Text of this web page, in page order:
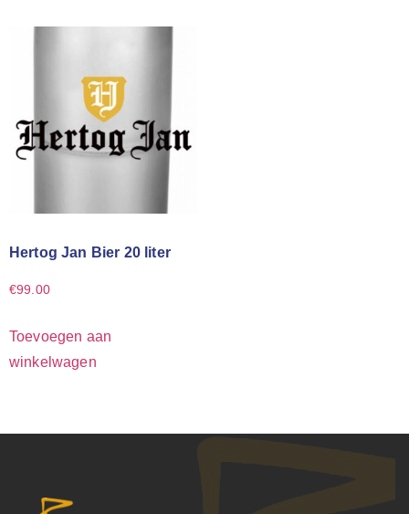
Hertog Jan Bier 20 liter
€99.00
Toevoegen aan
winkelwagen